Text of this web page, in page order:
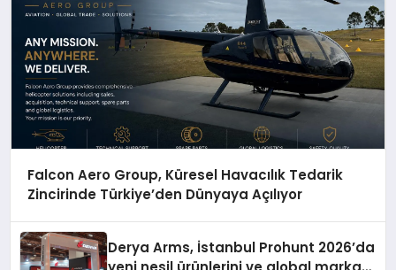
Falcon Aero Group, Küresel Havacılık Tedarik
Zincirinde Türkiye’den Dünyaya Açılıyor
Derya Arms, İstanbul Prohunt 2026’da